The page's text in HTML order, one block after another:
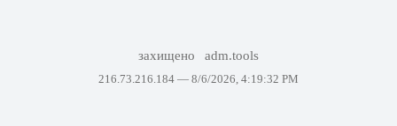
захищено adm.tools
216.73.216.184 — 8/6/2026, 4:19:32 PM